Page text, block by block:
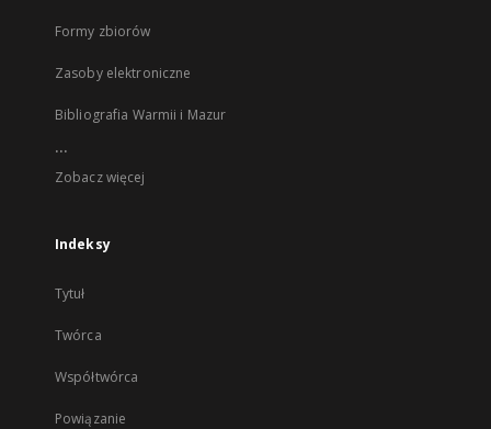
Formy zbiorów
Zasoby elektroniczne
Bibliografia Warmii i Mazur
...
Zobacz więcej
Indeksy
Tytuł
Twórca
Współtwórca
Powiązanie